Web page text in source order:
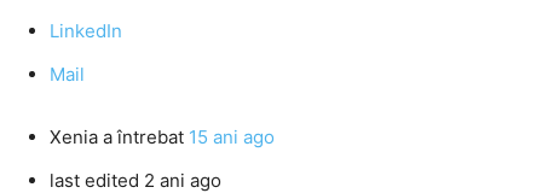
LinkedIn
Mail
Xenia a întrebat 15 ani ago
last edited 2 ani ago